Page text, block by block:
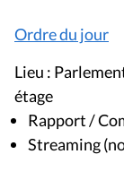
Ordre du jour
Lieu :
étage
Rapport /
Streaming